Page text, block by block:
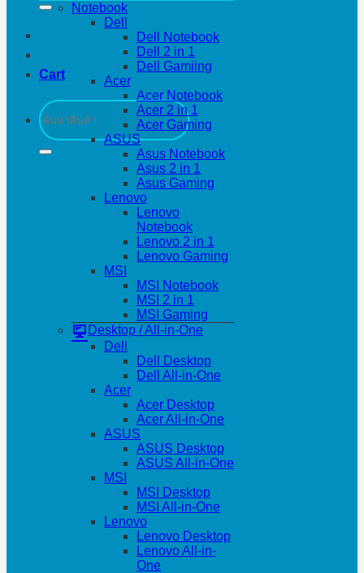
Cart
Search
for:
Notebook
Dell
Dell Notebook
Dell 2 in 1
Dell Gamiing
Acer
Acer Notebook
Acer 2 in 1
Acer Gaming
ASUS
Asus Notebook
Asus 2 in 1
Asus Gaming
Lenovo
Lenovo
Notebook
Lenovo 2 in 1
Lenovo Gaming
MSI
MSI Notebook
MSI 2 in 1
MSI Gaming
Desktop / All-in-One
Dell
Dell Desktop
Dell All-in-One
Acer
Acer Desktop
Acer All-in-One
ASUS
ASUS Desktop
ASUS All-in-One
MSI
MSI Desktop
MSI All-in-One
Lenovo
Lenovo Desktop
Lenovo All-in-
One